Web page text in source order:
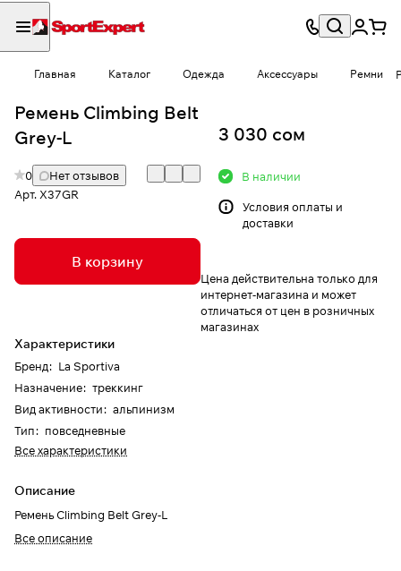
Главная Каталог Одежда Аксессуары Ремни
Ремень Climbing Belt
Grey-L
0
Нет отзывов
Арт. X37GR
В корзину
Характеристики
Бренд: La Sportiva
Назначение: треккинг
Вид активности: альпинизм
Тип: повседневные
Все характеристики
Описание
Ремень Climbing Belt Grey-L
Все описание
3 030 сом
В наличии
Условия оплаты и
доставки
Цена действительна только для
интернет-магазина и может
отличаться от цен в розничных
магазинах